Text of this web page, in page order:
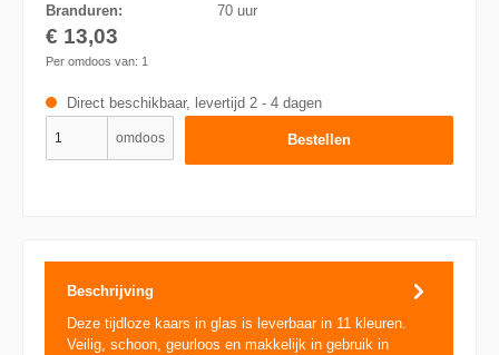
Branduren:
70 uur
€ 13,03
Per omdoos van: 1
Direct beschikbaar, levertijd 2 - 4 dagen
omdoos Bestellen
Beschrijving
Deze tijdloze kaars in glas is leverbaar in 11 kleuren.
Veilig, schoon, geurloos en makkelijk in gebruik in